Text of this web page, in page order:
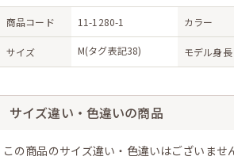
商品コード 11-1280-1 カラー
サイズ M(タグ表記38) モデル身長
サイズ違い・色違いの商品
この商品のサイズ違い・色違いはございませ